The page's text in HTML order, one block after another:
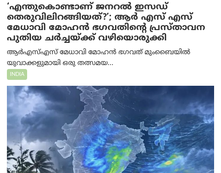
‘എന്തുകൊണ്ടാണ് ജനറൽ ഇസഡ്
തെരുവിലിറങ്ങിയത്?’; ആര്‍ എസ് എസ്
മേധാവി മോഹൻ ഭഗവതിന്റെ പ്രസ്താവന
പുതിയ ചര്‍ച്ചയ്ക്ക് വഴിയൊരുക്കി
ആർ‌എസ്‌എസ് മേധാവി മോഹൻ ഭഗവത് മുംബൈയിൽ
യുവാക്കളുമായി ഒരു തത്സമയ...
INDIA